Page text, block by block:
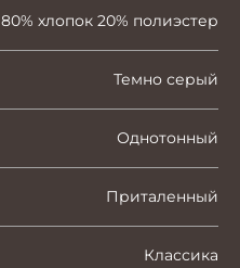
80% хлопок 20% полиэстер
Темно серый
Однотонный
Приталенный
Классика